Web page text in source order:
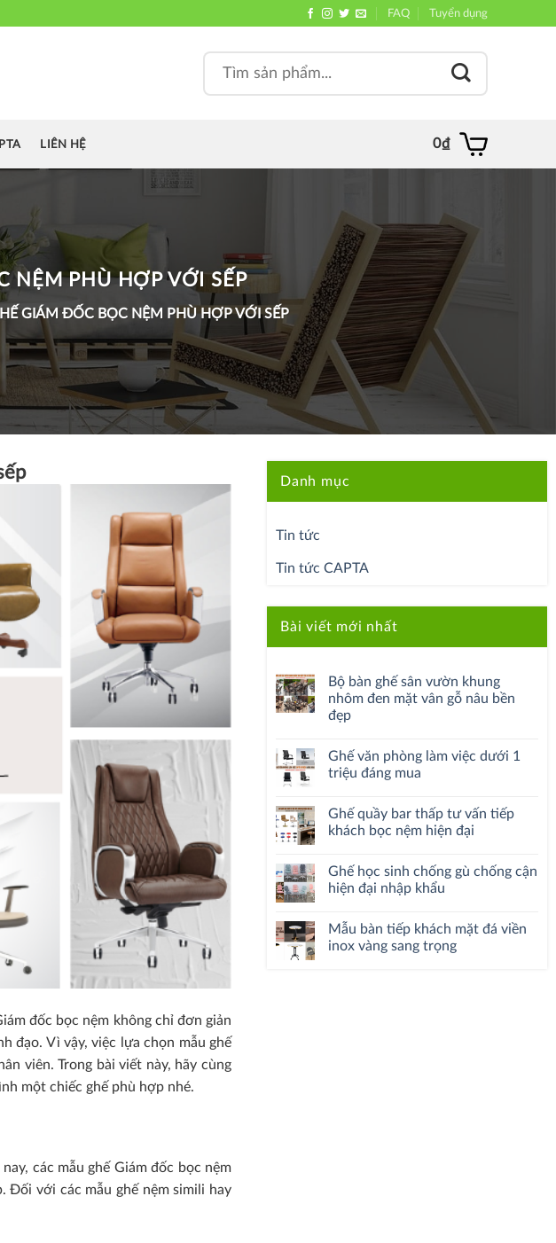
FAQ Tuyển dụng
for:
LIÊN HỆ 0₫
NỆM PHÙ HỢP VỚI SẾP
GIÁM ĐỐC BỌC NỆM PHÙ HỢP VỚI SẾP
đốc bọc nệm không chỉ đơn giản
đạo. Vì vậy, việc lựa chọn mẫu ghế
viên. Trong bài viết này, hãy cùng
một chiếc ghế phù hợp nhé.
các mẫu ghế Giám đốc bọc nệm
Đối với các mẫu ghế nệm simili hay
Danh mục
Tin tức
Tin tức CAPTA
Bài viết mới nhất
Bộ bàn ghế sân vườn khung
nhôm đen mặt vân gỗ nâu bền
đẹp
Ghế văn phòng làm việc dưới 1
triệu đáng mua
Ghế quầy bar thấp tư vấn tiếp
khách bọc nệm hiện đại
Ghế học sinh chống gù chống cận
hiện đại nhập khẩu
Mẫu bàn tiếp khách mặt đá viền
inox vàng sang trọng